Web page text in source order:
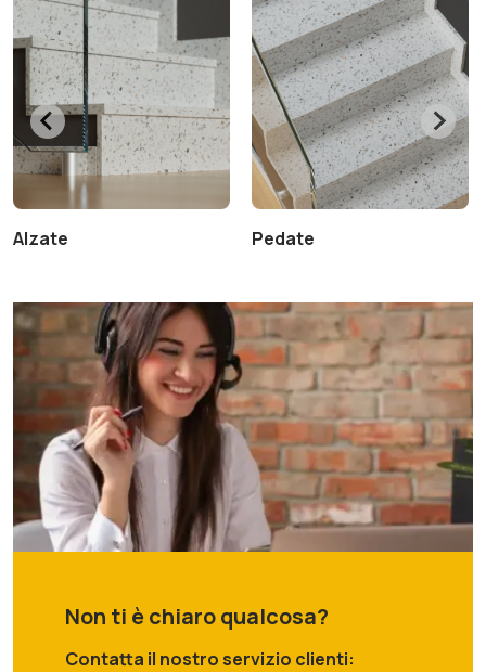
Alzate Pedate
Non ti è chiaro qualcosa?
Contatta il nostro servizio clienti: